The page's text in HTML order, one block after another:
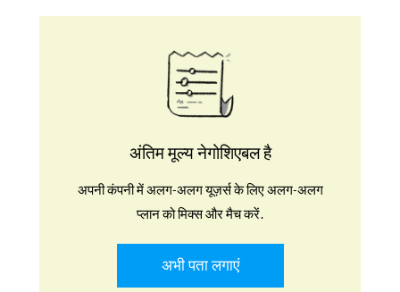
अंतिम मूल्य नेगोशिएबल है
अपनी कंपनी में अलग-अलग यूज़र्स के लिए अलग-अलग
प्लान को मिक्स और मैच करें.
अभी पता लगाएं